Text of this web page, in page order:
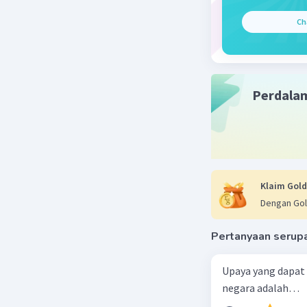
Beri
29
Dalam
NRI
rujuk
【
jawaban
hak dan
Klaim
Dengan
Pertanyaan
Upaya yang
negara adalah…